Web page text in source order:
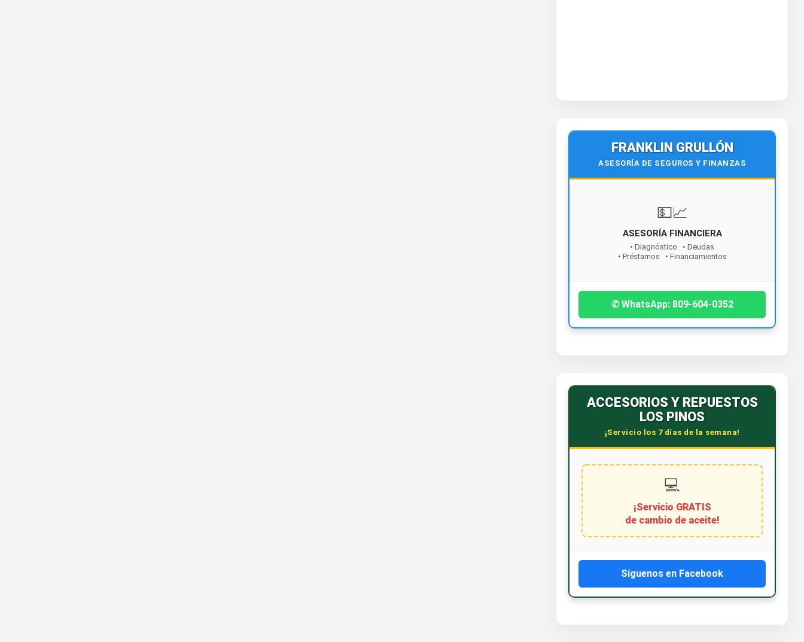
FRANKLIN GRULLÓN
ASESORÍA DE SEGUROS Y FINANZAS
💵📈
ASESORÍA FINANCIERA
• Diagnóstico • Deudas
• Préstamos • Financiamientos
¡Contáctanos hoy!
✆ WhatsApp: 809-604-0352
ACCESORIOS Y REPUESTOS
LOS PINOS
¡Servicio los 7 días de la semana!
💻
¡Servicio GRATIS
de cambio de aceite!
Síguenos en Facebook